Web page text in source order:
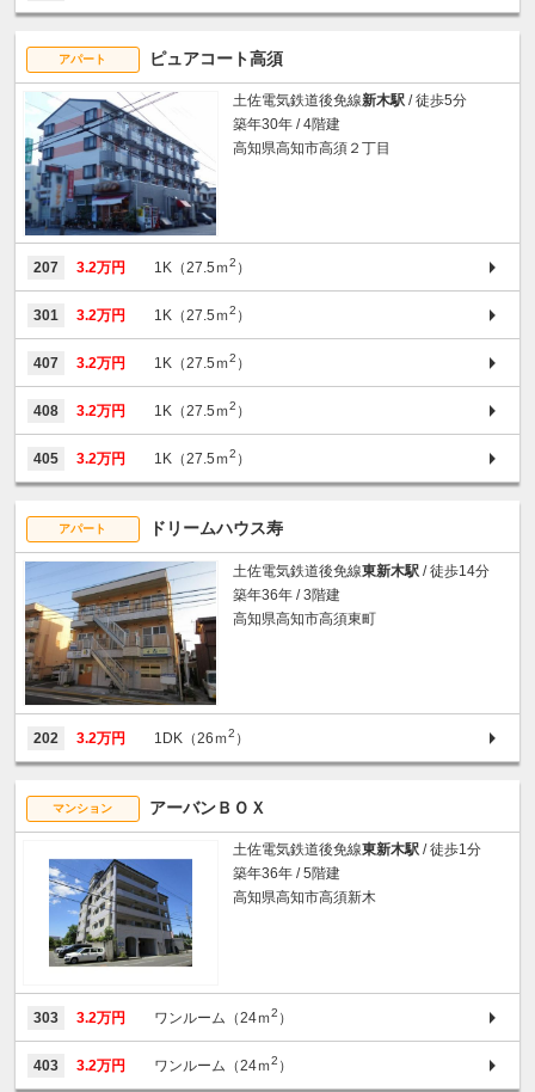
アパート ピュアコート高須
土佐電気鉄道後免線新木駅 / 徒歩5分
築年30年 / 4階建
高知県高知市高須２丁目
207 3.2万円 1K（27.5ｍ2 ）
301 3.2万円 1K（27.5ｍ2 ）
407 3.2万円 1K（27.5ｍ2 ）
408 3.2万円 1K（27.5ｍ2 ）
405 3.2万円 1K（27.5ｍ2 ）
アパート ドリームハウス寿
土佐電気鉄道後免線東新木駅 / 徒歩14分
築年36年 / 3階建
高知県高知市高須東町
202 3.2万円 1DK（26ｍ2 ）
マンション アーバンＢＯＸ
土佐電気鉄道後免線東新木駅 / 徒歩1分
築年36年 / 5階建
高知県高知市高須新木
303 3.2万円 ワンルーム（24ｍ2 ）
403 3.2万円 ワンルーム（24ｍ2 ）